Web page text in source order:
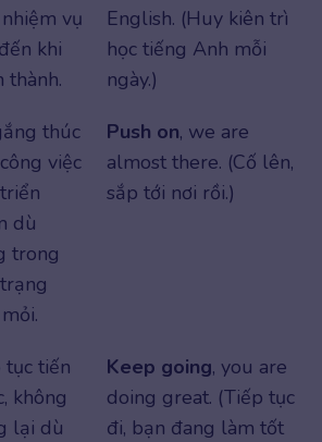
vụ
khi
thành.
English. (Huy kiên trì
học tiếng Anh mỗi
ngày.)
thúc
việc
dù
trong
Push on, we are
almost there. (Cố lên,
sắp tới nơi rồi.)
tục tiến
không
lại dù
Keep going, you are
doing great. (Tiếp tục
đi, bạn đang làm tốt